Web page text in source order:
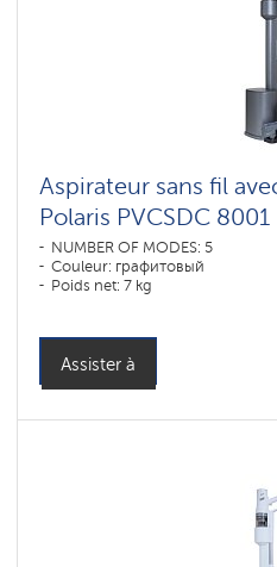
Aspirateur sans fil
Polaris PVCSDC 8001
NUMBER OF MODES: 5
Couleur: графитовый
Poids net: 7 kg
Assister à